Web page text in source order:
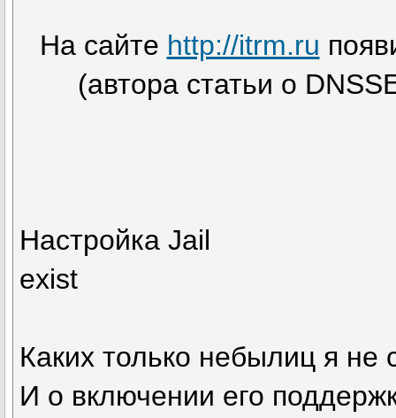
На сайте http://itrm.ru
(автора статьи о
Настройка Jail
exist
Каких только небылиц я не
И о включении его